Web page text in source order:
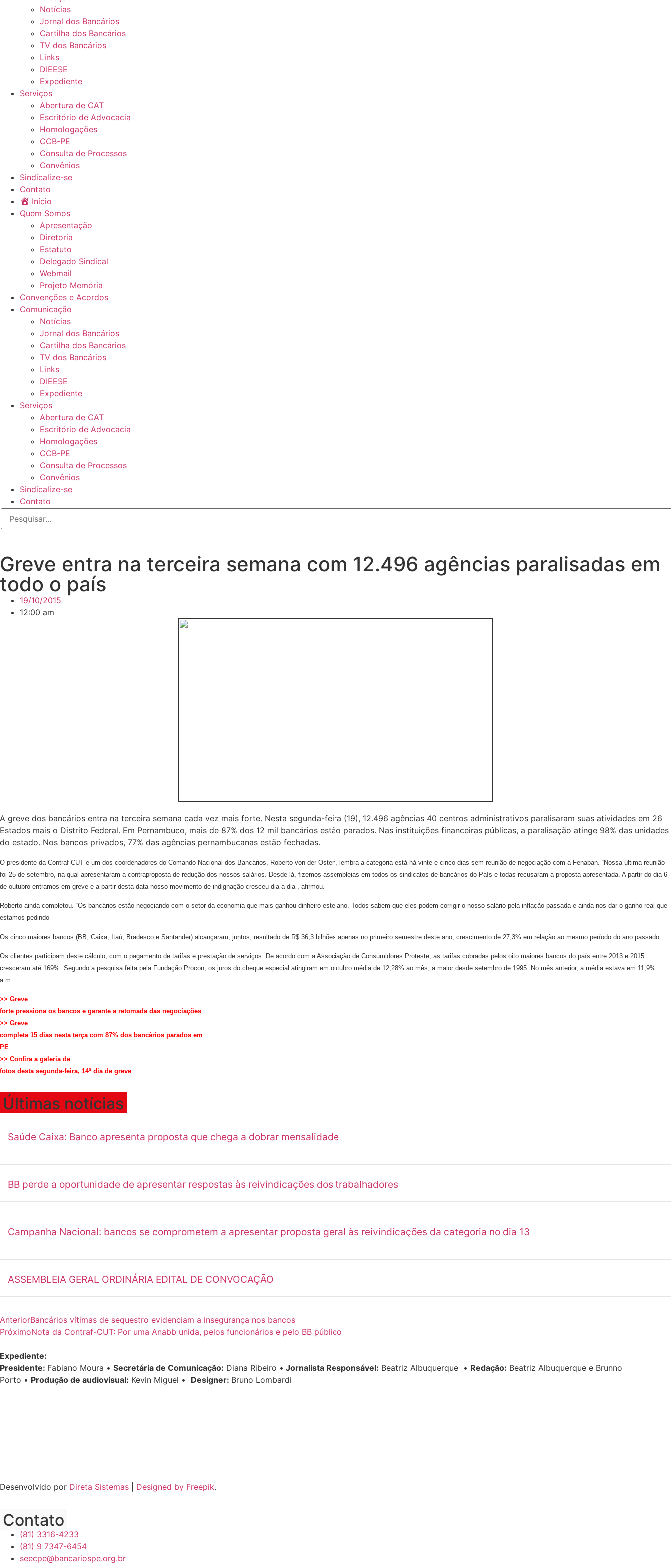
Notícias
Jornal dos Bancários
Cartilha dos Bancários
TV dos Bancários
Links
DIEESE
Expediente
Serviços
Abertura de CAT
Escritório de Advocacia
Homologações
CCB-PE
Consulta de Processos
Convênios
Sindicalize-se
Contato
Início
Quem Somos
Apresentação
Diretoria
Estatuto
Delegado Sindical
Webmail
Projeto Memória
Convenções e Acordos
Comunicação
Notícias
Jornal dos Bancários
Cartilha dos Bancários
TV dos Bancários
Links
DIEESE
Expediente
Serviços
Abertura de CAT
Escritório de Advocacia
Homologações
CCB-PE
Consulta de Processos
Convênios
Sindicalize-se
Contato
Greve entra na terceira semana com 12.496 agências paralisadas em
todo o país
19/10/2015
12:00 am
A greve dos bancários entra na terceira semana cada vez mais forte. Nesta segunda-feira (19), 12.496 agências 40 centros administrativos paralisaram suas atividades em 26
Estados mais o Distrito Federal. Em Pernambuco, mais de 87% dos 12 mil bancários estão parados. Nas instituições financeiras públicas, a paralisação atinge 98% das unidades
do estado. Nos bancos privados, 77% das agências pernambucanas estão fechadas.
O presidente da Contraf-CUT e um dos coordenadores do Comando Nacional dos Bancários, Roberto von der Osten, lembra a categoria está há vinte e cinco dias sem reunião de negociação com a Fenaban. “Nossa última reunião
foi 25 de setembro, na qual apresentaram a contraproposta de redução dos nossos salários. Desde lá, fizemos assembleias em todos os sindicatos de bancários do País e todas recusaram a proposta apresentada. A partir do dia 6
de outubro entramos em greve e a partir desta data nosso movimento de indignação cresceu dia a dia”, afirmou.
Roberto ainda completou. “Os bancários estão negociando com o setor da economia que mais ganhou dinheiro este ano. Todos sabem que eles podem corrigir o nosso salário pela inflação passada e ainda nos dar o ganho real que
estamos pedindo”
Os cinco maiores bancos (BB, Caixa, Itaú, Bradesco e Santander) alcançaram, juntos, resultado de R$ 36,3 bilhões apenas no primeiro semestre deste ano, crescimento de 27,3% em relação ao mesmo período do ano passado.
Os clientes participam deste cálculo, com o pagamento de tarifas e prestação de serviços. De acordo com a Associação de Consumidores Proteste, as tarifas cobradas pelos oito maiores bancos do país entre 2013 e 2015
cresceram até 169%. Segundo a pesquisa feita pela Fundação Procon, os juros do cheque especial atingiram em outubro média de 12,28% ao mês, a maior desde setembro de 1995. No mês anterior, a média estava em 11,9%
a.m.
>> Greve
forte pressiona os bancos e garante a retomada das negociações
>> Greve
completa 15 dias nesta terça com 87% dos bancários parados em
PE
>> Confira a galeria de
fotos desta segunda-feira, 14º dia de greve
Últimas notícias
Saúde Caixa: Banco apresenta proposta que chega a dobrar mensalidade
BB perde a oportunidade de apresentar respostas às reivindicações dos trabalhadores
Campanha Nacional: bancos se comprometem a apresentar proposta geral às reivindicações da categoria no dia 13
ASSEMBLEIA GERAL ORDINÁRIA EDITAL DE CONVOCAÇÃO
AnteriorBancários vítimas de sequestro evidenciam a insegurança nos bancos
PróximoNota da Contraf-CUT: Por uma Anabb unida, pelos funcionários e pelo BB público
Expediente:
Presidente: Fabiano Moura • Secretária de Comunicação: Diana Ribeiro • Jornalista Responsável: Beatriz Albuquerque • Redação: Beatriz Albuquerque e Brunno
Porto • Produção de audiovisual: Kevin Miguel • Designer: Bruno Lombardi
Desenvolvido por Direta Sistemas Designed by Freepik.
Contato
(81) 3316-4233
(81) 9 7347-6454
seecpe@bancariospe.org.br